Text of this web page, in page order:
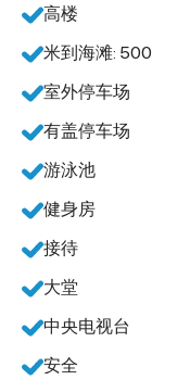
高楼
米到海滩: 500
室外停车场
有盖停车场
游泳池
健身房
接待
大堂
中央电视台
安全